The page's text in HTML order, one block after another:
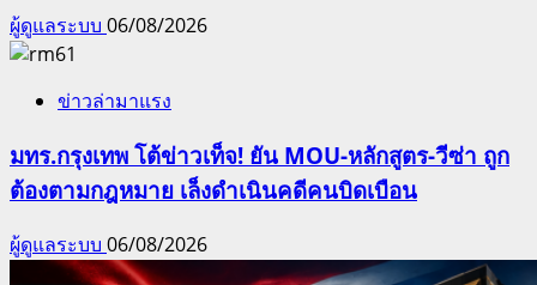
ผู้ดูแลระบบ 06/08/2026
ข่าวล่ามาแรง
มทร.กรุงเทพ โต้ข่าวเท็จ! ยัน MOU-หลักสูตร-วีซ่า ถูก
ต้องตามกฎหมาย เล็งดำเนินคดีคนบิดเบือน
ผู้ดูแลระบบ 06/08/2026